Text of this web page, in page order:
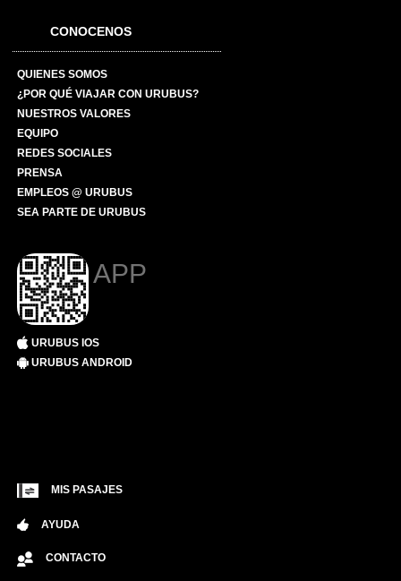
CONOCENOS
QUIENES SOMOS
¿POR QUÉ VIAJAR CON URUBUS?
NUESTROS VALORES
EQUIPO
REDES SOCIALES
PRENSA
EMPLEOS @ URUBUS
SEA PARTE DE URUBUS
APP
URUBUS IOS
URUBUS ANDROID
MIS PASAJES
AYUDA
CONTACTO